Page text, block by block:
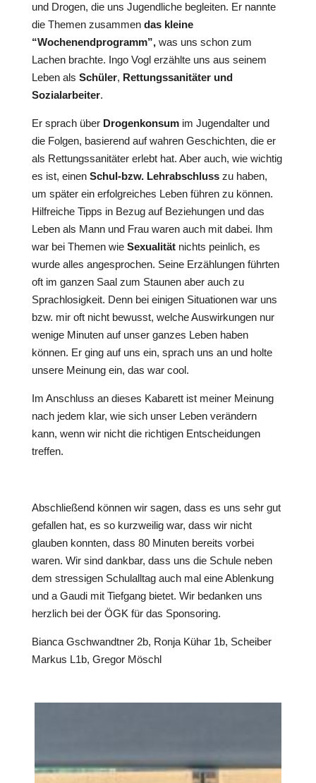
und Drogen, die uns Jugendliche begleiten. Er nannte
die Themen zusammen das kleine
“Wochenendprogramm”, was uns schon zum
Lachen brachte. Ingo Vogl erzählte uns aus seinem
Leben als Schüler, Rettungssanitäter und
Sozialarbeiter.
Er sprach über Drogenkonsum im Jugendalter und
die Folgen, basierend auf wahren Geschichten, die er
als Rettungssanitäter erlebt hat. Aber auch, wie wichtig
es ist, einen Schul-bzw. Lehrabschluss zu haben,
um später ein erfolgreiches Leben führen zu können.
Hilfreiche Tipps in Bezug auf Beziehungen und das
Leben als Mann und Frau waren auch mit dabei. Ihm
war bei Themen wie Sexualität nichts peinlich, es
wurde alles angesprochen. Seine Erzählungen führten
oft im ganzen Saal zum Staunen aber auch zu
Sprachlosigkeit. Denn bei einigen Situationen war uns
bzw. mir oft nicht bewusst, welche Auswirkungen nur
wenige Minuten auf unser ganzes Leben haben
können. Er ging auf uns ein, sprach uns an und holte
unsere Meinung ein, das war cool.
Im Anschluss an dieses Kabarett ist meiner Meinung
nach jedem klar, wie sich unser Leben verändern
kann, wenn wir nicht die richtigen Entscheidungen
treffen.
Abschließend können wir sagen, dass es uns sehr gut
gefallen hat, es so kurzweilig war, dass wir nicht
glauben konnten, dass 80 Minuten bereits vorbei
waren. Wir sind dankbar, dass uns die Schule neben
dem stressigen Schulalltag auch mal eine Ablenkung
und a Gaudi mit Tiefgang bietet. Wir bedanken uns
herzlich bei der ÖGK für das Sponsoring.
Bianca Gschwandtner 2b, Ronja Kühar 1b, Scheiber
Markus L1b, Gregor Möschl